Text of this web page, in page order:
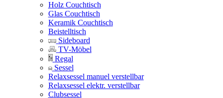
Holz Couchtisch
Glas Couchtisch
Keramik Couchtisch
Beistelltisch
Sideboard
TV-Möbel
Regal
Sessel
Relaxsessel manuel verstellbar
Relaxsessel elektr. verstellbar
Clubsessel